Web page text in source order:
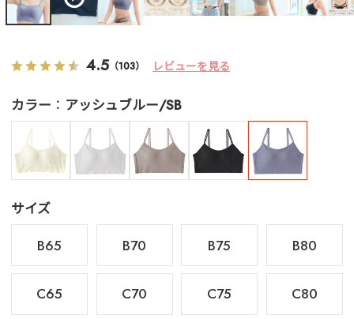
4.5 （103） レビューを見る
カラー アッシュブルー/SB
サイズ
B65
B70 B75 B80
C65 C70 C75 C80